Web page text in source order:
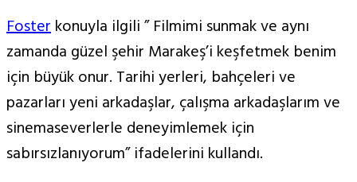
Fosterkonuyla ilgili ” Filmimi sunmak ve aynı
zamanda güzel şehir Marakeş’i keşfetmek benim
için büyük onur. Tarihi yerleri, bahçeleri ve
pazarları yeni arkadaşlar, çalışma arkadaşlarım ve
sinemaseverlerle deneyimlemek için
sabırsızlanıyorum” ifadelerini kullandı.